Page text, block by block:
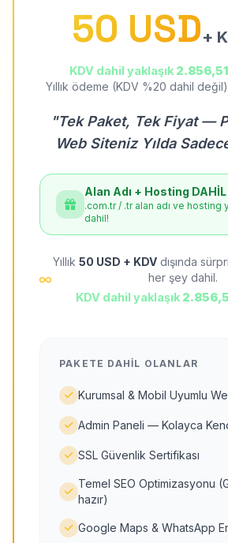
50 USD+
KDV dahil yaklaşık
Yıllık ödeme (KDV %20 dahil değil)
"Tek Paket, Tek Fiyat —
Web Siteniz Yılda
Alan Adı + Hosting DAHİL
.com.tr / .tr alan adı ve hosting
dahil!
Yıllık 50 USD + KDV dışında
her şey dahil.
KDV dahil yaklaşık
PAKETE DAHIL OLANLAR
Kurumsal & Mobil Uyumlu
Admin Paneli — Kolayca
SSL Güvenlik Sertifikası
Temel SEO Optimizasyonu
hazır)
Google Maps & WhatsApp